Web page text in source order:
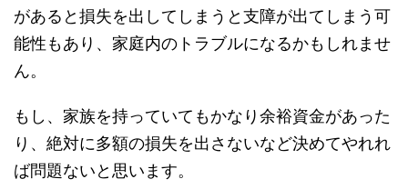
があると損失を出してしまうと支障が出てしまう可
能性もあり、家庭内のトラブルになるかもしれませ
ん。
もし、家族を持っていてもかなり余裕資金があった
り、絶対に多額の損失を出さないなど決めてやれれ
ば問題ないと思います。